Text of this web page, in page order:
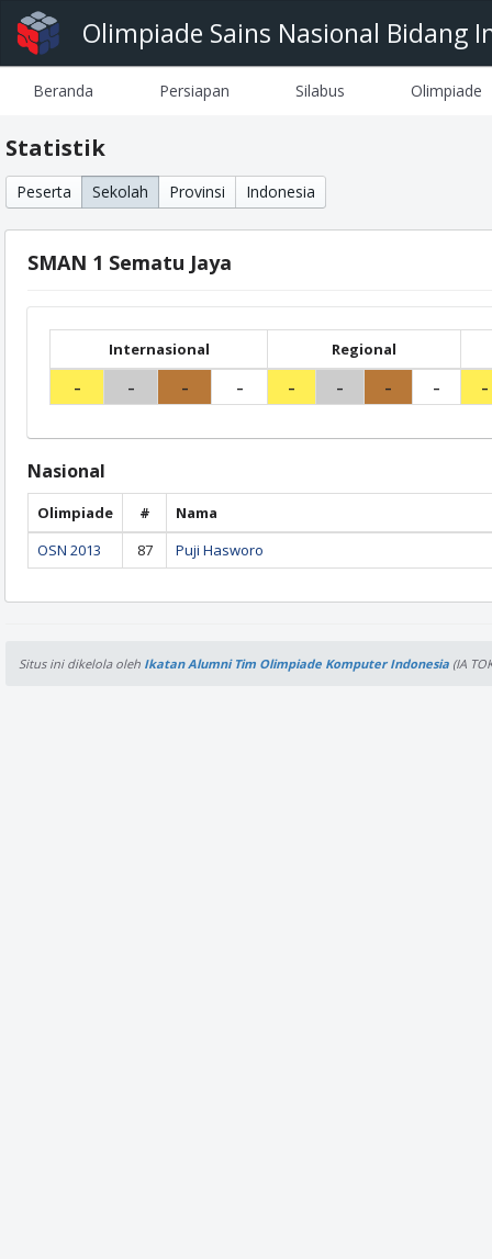
Olimpiade Sains Nasional Bidang
Beranda Persiapan Silabus Olimpiade
Statistik
Peserta Sekolah Provinsi Indonesia
SMAN 1 Sematu Jaya
Internasional Regional
- - - - - - - - -
Nasional
Olimpiade #
Nama
OSN 2013
87 Puji Hasworo
Situs ini dikelola oleh Ikatan Alumni Tim Olimpiade Komputer Indonesia (IA